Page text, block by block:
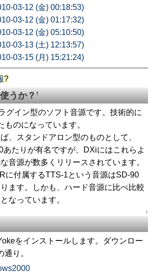
03-12 (金) 00:18:53)
03-12 (金) 01:17:32)
03-12 (金) 05:10:50)
03-13 (土) 12:13:57)
03-15 (月) 15:21:24)
?
うか？†
グイン型のソフト音源です。技術的に
ものになっています。
、スタンドアロン型のものとして、
たりが有名ですが、DXiにはこれらよ
音源が数多くリリースされています。
に付属するTTS-1という音源はSD-90
ます。しかも、ハード音源に比べ比較
なっています。
↑
をインストールします。ダウンロー
通り。